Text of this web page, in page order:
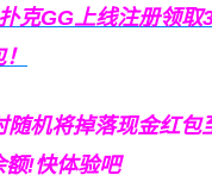
克GG上线注册领取
随机将掉落现金红包
额!快体验吧